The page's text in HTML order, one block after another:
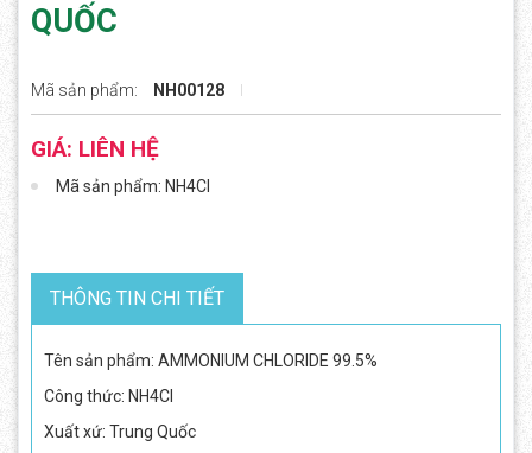
QUỐC
Mã sản phẩm: NH00128
GIÁ: LIÊN HỆ
Mã sản phẩm: NH4Cl
THÔNG TIN CHI TIẾT
Tên sản phẩm: AMMONIUM CHLORIDE 99.5%
Công thức: NH4Cl
Xuất xứ: Trung Quốc